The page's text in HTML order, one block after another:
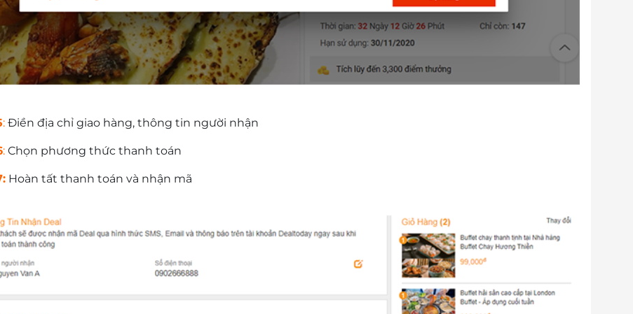
: Điền địa chỉ giao hàng, thông tin người nhận
: Chọn phương thức thanh toán
Hoàn tất thanh toán và nhận mã